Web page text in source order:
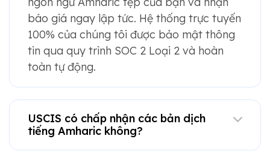
báo giá ngay lập tức. Hệ thống trực tuyến
100% của chúng tôi được bảo mật thông
tin qua quy trình SOC 2 Loại 2 và hoàn
toàn tự động.
USCIS có chấp nhận các bản dịch
tiếng Amharic không?